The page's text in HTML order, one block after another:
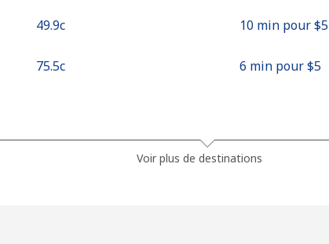
⁦49.9c⁩ 10 min pour ⁦$5⁩
⁦75.5c⁩ 6 min pour ⁦$5⁩
333 min pour ⁦$5⁩
Voir plus de destinations